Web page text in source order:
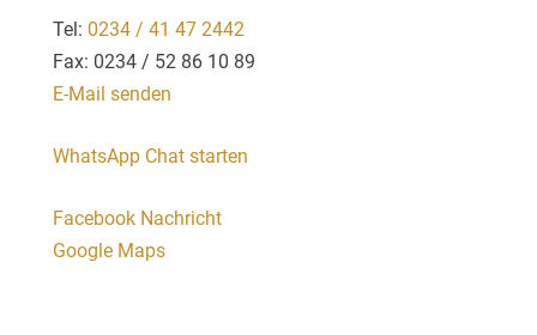
Tel: 0234 / 41 47 2442
Fax: 0234 / 52 86 10 89
E-Mail senden
WhatsApp Chat starten
Facebook Nachricht
Google Maps